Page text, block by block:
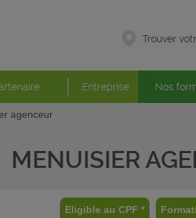
Trouver
Entreprise Nos
agenceur
MENUISIER
Eligible au CPF *